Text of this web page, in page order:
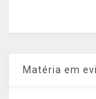
Matéria em